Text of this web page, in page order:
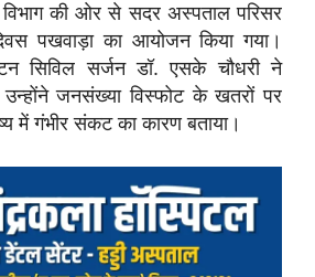
की ओर से सदर अस्पताल परिसर
पखवाड़ा का आयोजन किया गया।
सिविल सर्जन डॉ. एसके चौधरी ने
जनसंख्या विस्फोट के खतरों पर
में गंभीर संकट का कारण बताया।